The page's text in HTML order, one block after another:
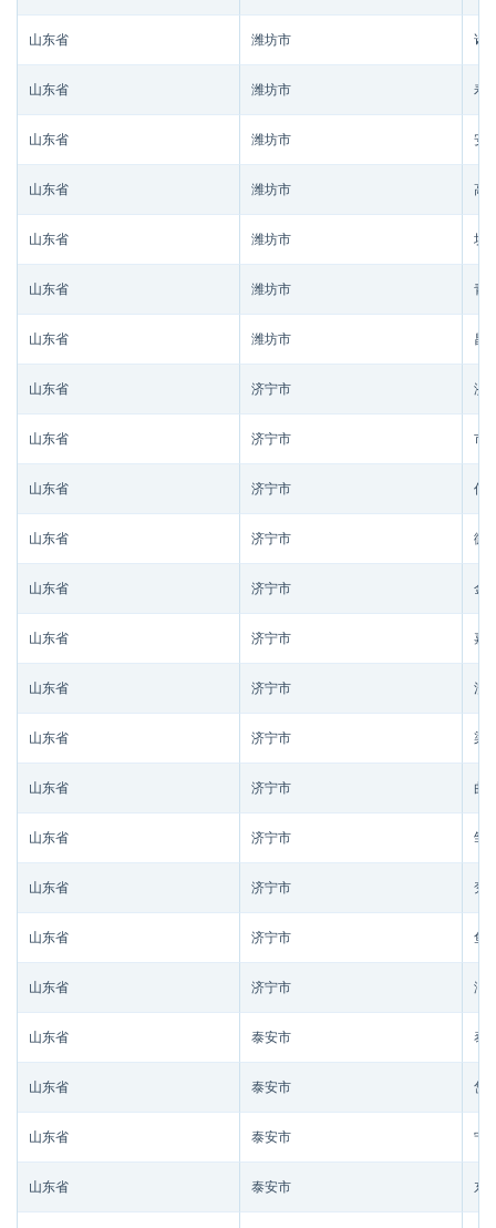
山东省 潍坊市 诸
山东省 潍坊市 寿
山东省 潍坊市 安
山东省 潍坊市 高
山东省 潍坊市 坊
山东省 潍坊市 青
山东省 潍坊市 昌
山东省 济宁市 济
山东省 济宁市 市
山东省 济宁市 任
山东省 济宁市 微
山东省 济宁市 金
山东省 济宁市 嘉
山东省 济宁市 汶
山东省 济宁市 梁
山东省 济宁市 曲
山东省 济宁市 邹
山东省 济宁市 兖
山东省 济宁市 鱼
山东省 济宁市 泗
山东省 泰安市 泰
山东省 泰安市 岱
山东省 泰安市 宁
山东省 泰安市 东